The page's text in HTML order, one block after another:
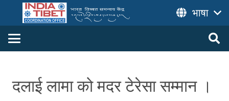
भाषा
दलाई लामा को मदर टेरेसा सम्मान ।